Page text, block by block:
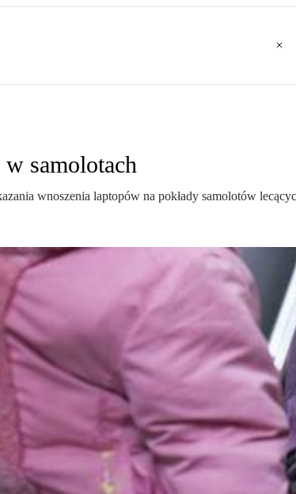
samolotach
wnoszenia laptopów na pokłady samolotów